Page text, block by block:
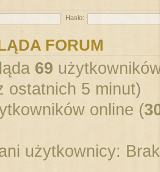
Hasło:
FORUM
69
ostatnich 5 minut)
online (
użytkownicy: